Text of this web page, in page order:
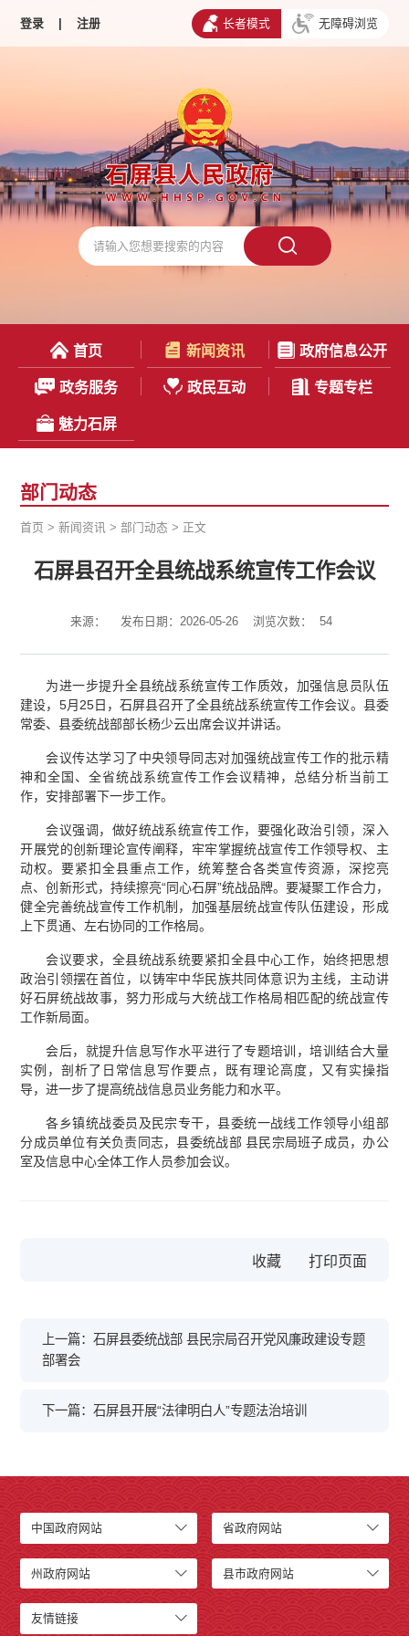
登录 | 注册 长者模式 无障碍浏览
首页 新闻资讯 政府信息公开
政务服务 政民互动 专题专栏
魅力石屏
部门动态
首页 >新闻资讯 >部门动态 > 正文
石屏县召开全县统战系统宣传工作会议
来源： 发布日期：2026-05-26 浏览次数： 54
为进一步提升全县统战系统宣传工作质效，加强信息员队伍
建设，5月25日，石屏县召开了全县统战系统宣传工作会议。县委
常委、县委统战部部长杨少云出席会议并讲话。
会议传达学习了中央领导同志对加强统战宣传工作的批示精
神和全国、全省统战系统宣传工作会议精神，总结分析当前工
作，安排部署下一步工作。
会议强调，做好统战系统宣传工作，要强化政治引领，深入
开展党的创新理论宣传阐释，牢牢掌握统战宣传工作领导权、主
动权。要紧扣全县重点工作，统筹整合各类宣传资源，深挖亮
点、创新形式，持续擦亮“同心石屏”统战品牌。要凝聚工作合力，
健全完善统战宣传工作机制，加强基层统战宣传队伍建设，形成
上下贯通、左右协同的工作格局。
会议要求，全县统战系统要紧扣全县中心工作，始终把思想
政治引领摆在首位，以铸牢中华民族共同体意识为主线，主动讲
好石屏统战故事，努力形成与大统战工作格局相匹配的统战宣传
工作新局面。
会后，就提升信息写作水平进行了专题培训，培训结合大量
实例，剖析了日常信息写作要点，既有理论高度，又有实操指
导，进一步了提高统战信息员业务能力和水平。
各乡镇统战委员及民宗专干，县委统一战线工作领导小组部
分成员单位有关负责同志，县委统战部 县民宗局班子成员，办公
室及信息中心全体工作人员参加会议。
收藏
上一篇：石屏县委统战部 县民宗局召开党风廉政建设专题
部署会
下一篇：石屏县开展“法律明白人”专题法治培训
中国政府网站 省政府网站
州政府网站 县市政府网站
友情链接